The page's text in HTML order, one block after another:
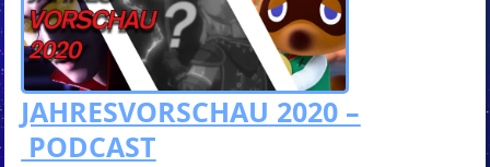
JAHRESVORSCHAU 2020 –
PODCAST